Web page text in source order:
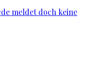
meldet doch keine